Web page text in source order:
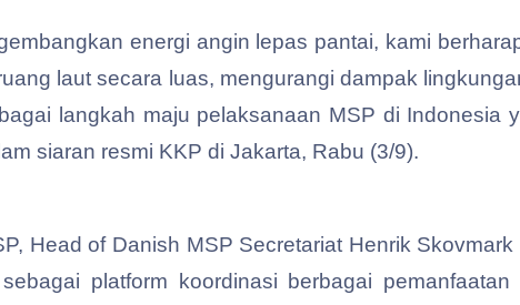
energi angin lepas pantai, kami
laut secara luas, mengurangi dampak
langkah maju pelaksanaan MSP di Indonesia
siaran resmi KKP di Jakarta, Rabu (3/9).
Head of Danish MSP Secretariat Henrik
platform koordinasi berbagai